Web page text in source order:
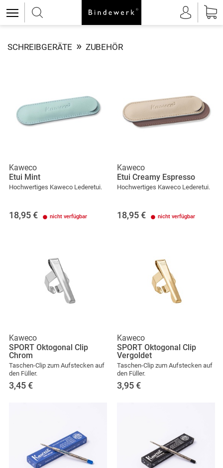
SCHREIBGERÄTE » ZUBEHÖR
Kaweco
Etui Mint
Hochwertiges Kaweco Lederetui.
18,95 € nicht verfügbar
Kaweco
Etui Creamy Espresso
Hochwertiges Kaweco Lederetui.
18,95 € nicht verfügbar
Kaweco
SPORT Oktogonal Clip
Chrom
Taschen-Clip zum Aufstecken auf
den Füller.
3,45 €
Kaweco
SPORT Oktogonal Clip
Vergoldet
Taschen-Clip zum Aufstecken auf
den Füller.
3,95 €